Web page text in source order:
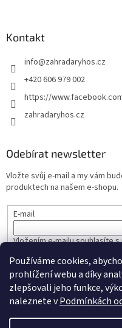
Používáme cookies,
prohlížení webu a díky
zlepšovali jeho funkce,
naleznete vPodmínkách
Kontakt
info@zahradaryhos.cz
+420 606 979 002
https://
zahradaryhos.cz
Odebírat newsletter
Vložte svůj e-mail a my vám
produktech na našem e-shopu.
E-mail
Vložením e-mailu souhlasíte s
PŘIHLÁSIT SE